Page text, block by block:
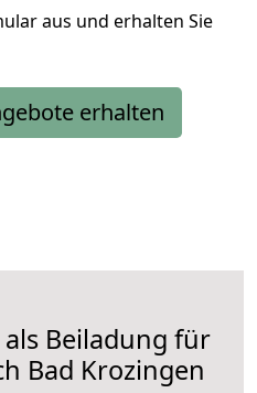
aus und erhalten Sie
erhalten
Beiladung für
Bad Krozingen